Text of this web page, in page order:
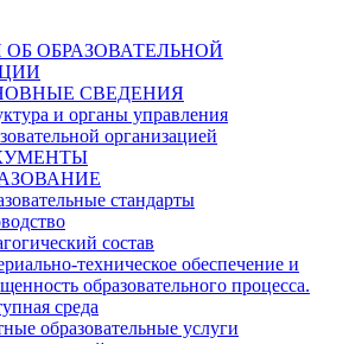
ОБРАЗОВАТЕЛЬНОЙ
СВЕДЕНИЯ
и органы управления
организацией
стандарты
состав
техническое обеспечение и
образовательного процесса.
среда
образовательные услуги